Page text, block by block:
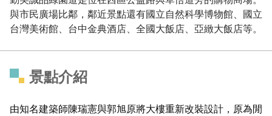
與市民廣場比鄰，鄰近景點還有國立自然科學博物館、國立
台灣美術館、台中金典酒店、全國大飯店、亞緻大飯店等。
景點介紹
由知名建築師陳瑞憲與郭旭原將大樓重新改裝設計，原為閒